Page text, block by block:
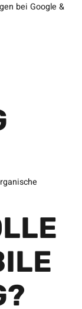
bei Google &